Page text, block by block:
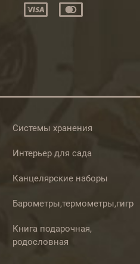
Системы хранения
Интерьер для сада
Канцелярские наборы
Книга подарочная,
родословная